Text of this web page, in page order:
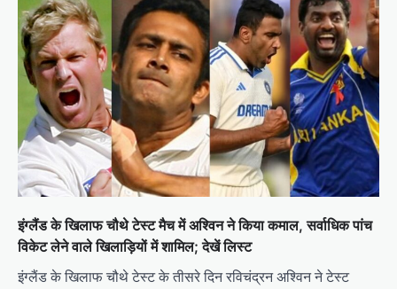
इंग्लैंड के खिलाफ चौथे टेस्ट मैच में अश्विन ने किया कमाल, सर्वाधिक पांच
विकेट लेने वाले खिलाड़ियों में शामिल; देखें लिस्ट
इंग्लैंड के खिलाफ चौथे टेस्ट के तीसरे दिन रविचंद्रन अश्विन ने टेस्ट